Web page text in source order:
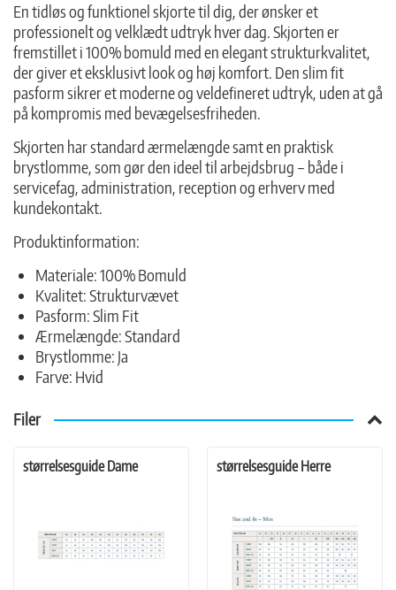
En tidløs og funktionel skjorte til dig, der ønsker et
professionelt og velklædt udtryk hver dag. Skjorten er
fremstillet i 100% bomuld med en elegant strukturkvalitet,
der giver et eksklusivt look og høj komfort. Den slim fit
pasform sikrer et moderne og veldefineret udtryk, uden at gå
på kompromis med bevægelsesfriheden.
Skjorten har standard ærmelængde samt en praktisk
brystlomme, som gør den ideel til arbejdsbrug – både i
servicefag, administration, reception og erhverv med
kundekontakt.
Produktinformation:
Materiale: 100% Bomuld
Kvalitet: Strukturvævet
Pasform: Slim Fit
Ærmelængde: Standard
Brystlomme: Ja
Farve: Hvid
Filer
størrelsesguide Dame størrelsesguide Herre